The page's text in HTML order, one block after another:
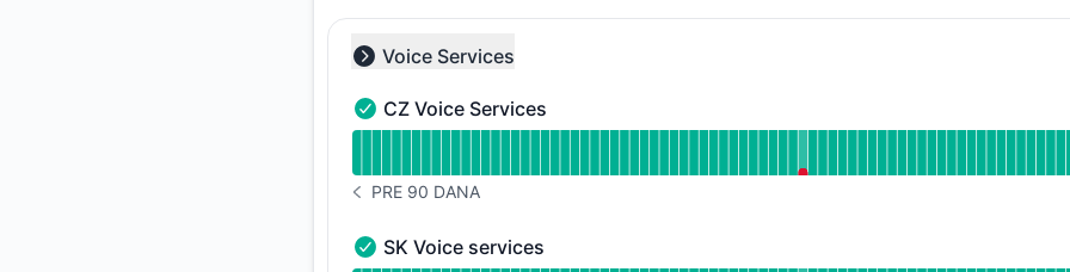
АПИ
Collapse group
Voice Services
CZ Voice Services - Funkcioniše
CZ Voice Services
ISTORIJA OBAVEŠTENJA PRE 90 DANA
PRE 90 DANA
SK Voice services - Funkcioniše
SK Voice services